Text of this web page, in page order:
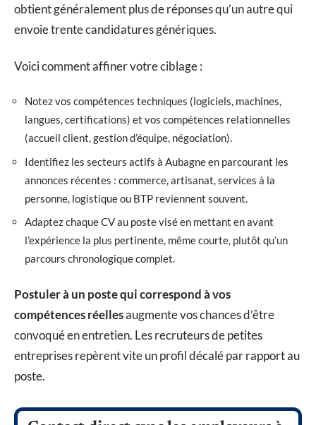
obtient généralement plus de réponses qu’un autre qui
envoie trente candidatures génériques.
Voici comment affiner votre ciblage :
Notez vos compétences techniques (logiciels, machines,
langues, certifications) et vos compétences relationnelles
(accueil client, gestion d’équipe, négociation).
Identifiez les secteurs actifs à Aubagne en parcourant les
annonces récentes : commerce, artisanat, services à la
personne, logistique ou BTP reviennent souvent.
Adaptez chaque CV au poste visé en mettant en avant
l’expérience la plus pertinente, même courte, plutôt qu’un
parcours chronologique complet.
Postuler à un poste qui correspond à vos
compétences réellesaugmente vos chances d’être
convoqué en entretien. Les recruteurs de petites
entreprises repèrent vite un profil décalé par rapport au
poste.